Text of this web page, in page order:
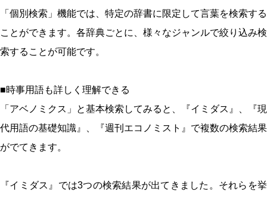
「個別検索」機能では、特定の辞書に限定して言葉を検索する
ことができます。各辞典ごとに、様々なジャンルで絞り込み検
索することが可能です。
■時事用語も詳しく理解できる
「アベノミクス」と基本検索してみると、『イミダス』、『現
代用語の基礎知識』、『週刊エコノミスト』で複数の検索結果
がでてきます。
『イミダス』では3つの検索結果が出てきました。それらを挙